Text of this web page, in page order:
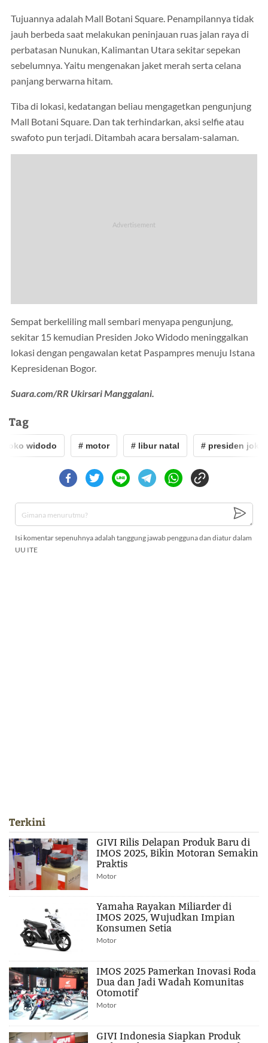
Tujuannya adalah Mall Botani Square. Penampilannya tidak
jauh berbeda saat melakukan peninjauan ruas jalan raya di
perbatasan Nunukan, Kalimantan Utara sekitar sepekan
sebelumnya. Yaitu mengenakan jaket merah serta celana
panjang berwarna hitam.
Tiba di lokasi, kedatangan beliau mengagetkan pengunjung
Mall Botani Square. Dan tak terhindarkan, aksi selfie atau
swafoto pun terjadi. Ditambah acara bersalam-salaman.
Sempat berkeliling mall sembari menyapa pengunjung,
sekitar 15 kemudian Presiden Joko Widodo meninggalkan
lokasi dengan pengawalan ketat Paspampres menuju Istana
Kepresidenan Bogor.
Suara.com/RR Ukirsari Manggalani.
Tag
joko widodo # motor # libur natal # presiden joko
Isi komentar sepenuhnya adalah tanggung jawab pengguna dan diatur dalam
UU ITE
Terkini
GIVI Rilis Delapan Produk Baru di
IMOS 2025, Bikin Motoran Semakin
Praktis
Motor
Yamaha Rayakan Miliarder di
IMOS 2025, Wujudkan Impian
Konsumen Setia
Motor
IMOS 2025 Pamerkan Inovasi Roda
Dua dan Jadi Wadah Komunitas
Otomotif
Motor
GIVI Indonesia Siapkan Produk